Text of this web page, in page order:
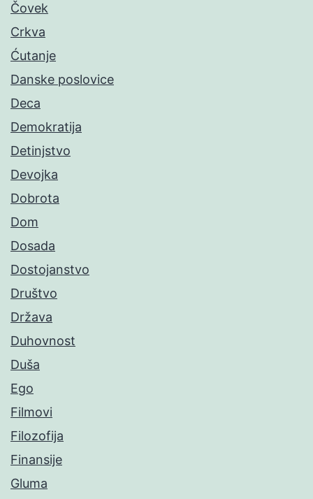
Čovek
Crkva
Ćutanje
Danske poslovice
Deca
Demokratija
Detinjstvo
Devojka
Dobrota
Dom
Dosada
Dostojanstvo
Društvo
Država
Duhovnost
Duša
Ego
Filmovi
Filozofija
Finansije
Gluma